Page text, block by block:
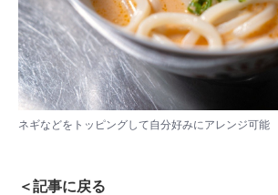
ネギなどをトッピングして自分好みにアレンジ可能
＜記事に戻る